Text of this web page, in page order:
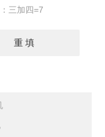
三加四=7